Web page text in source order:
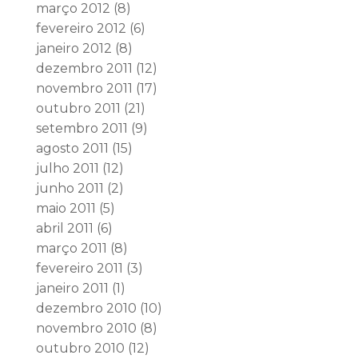
março 2012 (8)
fevereiro 2012 (6)
janeiro 2012 (8)
dezembro 2011 (12)
novembro 2011 (17)
outubro 2011 (21)
setembro 2011 (9)
agosto 2011 (15)
julho 2011 (12)
junho 2011 (2)
maio 2011 (5)
abril 2011 (6)
março 2011 (8)
fevereiro 2011 (3)
janeiro 2011 (1)
dezembro 2010 (10)
novembro 2010 (8)
outubro 2010 (12)